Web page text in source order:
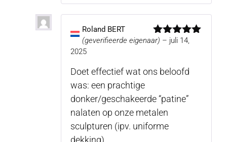
Gewaardeerd
Roland BERT
(geverifieerde eigenaar) – juli 14,
2025
Doet effectief wat ons beloofd
was: een prachtige
donker/geschakeerde “patine”
nalaten op onze metalen
sculpturen (ipv. uniforme
dekking)